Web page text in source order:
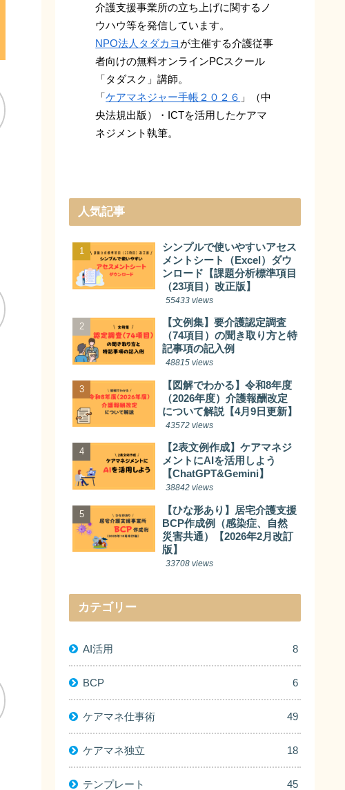
介護支援事業所の立ち上げに関するノ
ウハウ等を発信しています。
NPO法人タダカヨ が主催する介護従事
者向けの無料オンラインPCスクール
「タダスク」講師。
「ケアマネジャー手帳２０２６ 」（中
央法規出版）・ICTを活用したケアマ
ネジメント執筆。
人気記事
シンプルで使いやすいアセス
メントシート（Excel）ダウ
ンロード【課題分析標準項目
（23項目）改正版】
55433 views
【文例集】要介護認定調査
（74項目）の聞き取り方と特
記事項の記入例
48815 views
【図解でわかる】令和8年度
（2026年度）介護報酬改定
について解説【4月9日更新】
43572 views
【2表文例作成】ケアマネジ
メントにAIを活用しよう
【ChatGPT&Gemini】
38842 views
【ひな形あり】居宅介護支援
BCP作成例（感染症、自然
災害共通）【2026年2月改訂
版】
33708 views
カテゴリー
AI活用 8
BCP 6
ケアマネ仕事術 49
ケアマネ独立 18
テンプレート 45